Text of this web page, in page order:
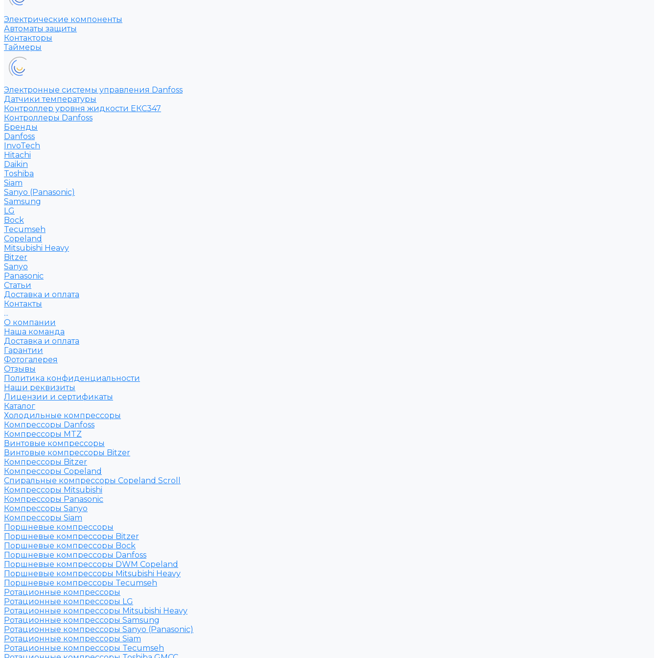
Электрические компоненты
Автоматы защиты
Контакторы
Таймеры
Электронные системы управления Danfoss
Датчики температуры
Контроллер уровня жидкости ЕКС347
Контроллеры Danfoss
Бренды
Danfoss
InvoTech
Hitachi
Daikin
Toshiba
Siam
Sanyo (Panasonic)
Samsung
LG
Bock
Tecumseh
Copeland
Mitsubishi Heavy
Bitzer
Sanyo
Рanasonic
Статьи
Доставка и оплата
Контакты
...
О компании
Наша команда
Доставка и оплата
Гарантии
Фотогалерея
Отзывы
Политика конфиденциальности
Наши реквизиты
Лицензии и сертификаты
Каталог
Холодильные компрессоры
Компрессоры Danfoss
Компрессоры MTZ
Винтовые компрессоры
Винтовые компрессоры Bitzer
Компрессоры Bitzer
Компрессоры Copeland
Спиральные компрессоры Copeland Scroll
Компрессоры Mitsubishi
Компрессоры Panasonic
Компрессоры Sanyo
Компрессоры Siam
Поршневые компрессоры
Поршневые компрессоры Bitzer
Поршневые компрессоры Bock
Поршневые компрессоры Danfoss
Поршневые компрессоры DWM Copeland
Поршневые компрессоры Mitsubishi Heavy
Поршневые компрессоры Tecumseh
Ротационные компрессоры
Ротационные компрессоры LG
Ротационные компрессоры Mitsubishi Heavy
Ротационные компрессоры Samsung
Ротационные компрессоры Sanyo (Panasonic)
Ротационные компрессоры Siam
Ротационные компрессоры Tecumseh